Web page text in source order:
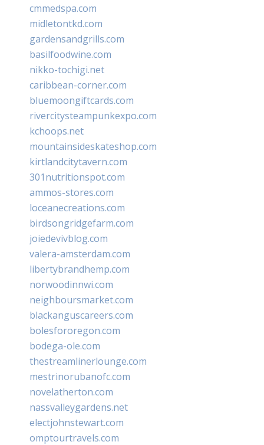
cmmedspa.com
midletontkd.com
gardensandgrills.com
basilfoodwine.com
nikko-tochigi.net
caribbean-corner.com
bluemoongiftcards.com
rivercitysteampunkexpo.com
kchoops.net
mountainsideskateshop.com
kirtlandcitytavern.com
301nutritionspot.com
ammos-stores.com
loceanecreations.com
birdsongridgefarm.com
joiedevivblog.com
valera-amsterdam.com
libertybrandhemp.com
norwoodinnwi.com
neighboursmarket.com
blackanguscareers.com
bolesfororegon.com
bodega-ole.com
thestreamlinerlounge.com
mestrinorubanofc.com
novelatherton.com
nassvalleygardens.net
electjohnstewart.com
omptourtravels.com